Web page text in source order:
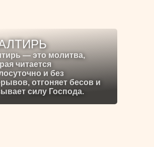
— это молитва,
читается
и без
отгоняет бесов и
силу Господа.